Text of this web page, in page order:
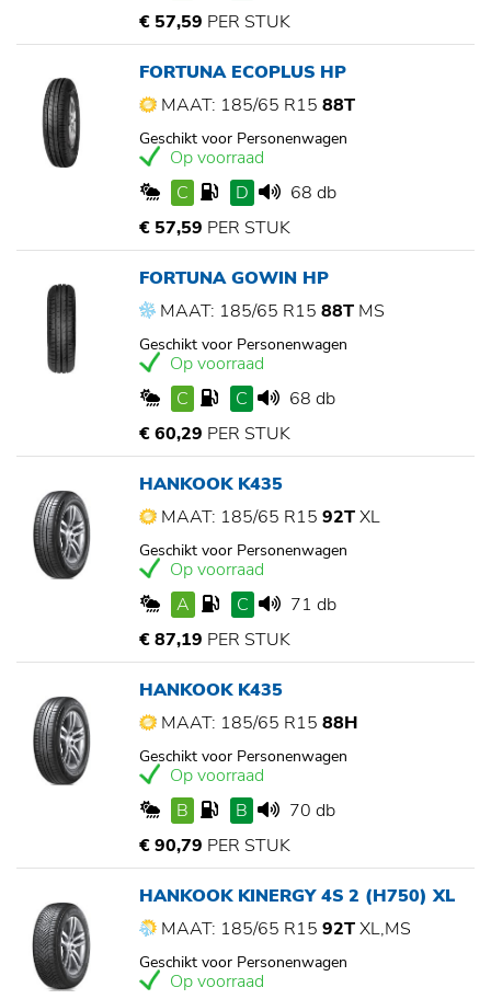
€ 57,59 PER STUK
FORTUNA ECOPLUS HP
MAAT: 185/65 R15 88T
Geschikt voor Personenwagen
Op voorraad
C
D
68 db
€ 57,59 PER STUK
FORTUNA GOWIN HP
MAAT: 185/65 R15 88T MS
Geschikt voor Personenwagen
Op voorraad
C
C
68 db
€ 60,29 PER STUK
HANKOOK K435
MAAT: 185/65 R15 92TXL
Geschikt voor Personenwagen
Op voorraad
A
C
71 db
€ 87,19 PER STUK
HANKOOK K435
MAAT: 185/65 R15 88H
Geschikt voor Personenwagen
Op voorraad
B
B
70 db
€ 90,79 PER STUK
HANKOOK KINERGY 4S 2 (H750) XL
MAAT: 185/65 R15 92TXL,MS
Geschikt voor Personenwagen
Op voorraad